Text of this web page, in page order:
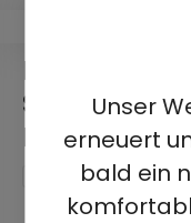
Unser
erneuert
bald ein
HQD